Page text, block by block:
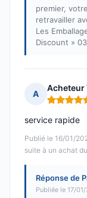
premier,
retravailler
Les
Discount »
A
Acheteur
Note : 5
Publié le 16/01/
suite à un achat
service rapide
Réponse de
Publiée le 17/